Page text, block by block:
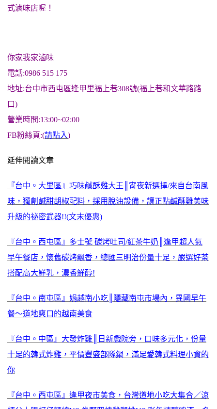
式滷味店喔！
你家我家滷味
電話:0986 515 175
地址:台中市西屯區逢甲里福上巷308號(福上巷和文華路路
口)
營業時間:13:00~02:00
FB粉絲頁:(請點入)
延伸閱讀文章
『台中。大里區』巧味鹹酥雞大王║宵夜新選擇/來自台南風
味，獨創鹹甜胡椒配料，採用脫油設備，讓正點鹹酥雞美味
升級的祕密武器!!(文末優惠)
『台中。西屯區』多士號 碳烤吐司/紅茶牛奶║逢甲超人氣
早午餐店，懷舊碳烤飄香，總匯三明治份量十足，嚴選好茶
搭配高大鮮乳，濃香鮮醇!
『台中。南屯區』娟越南小吃║隱藏南屯市場內，異國早午
餐～道地爽口的越南美食
『台中。中區』大發炸雞║日新戲院旁，口味多元化，份量
十足的韓式炸雞，平價豐盛部隊鍋，滿足愛韓式料理小資的
你
『台中。西屯區』逢甲夜市美食，台灣道地小吃大集合／涼